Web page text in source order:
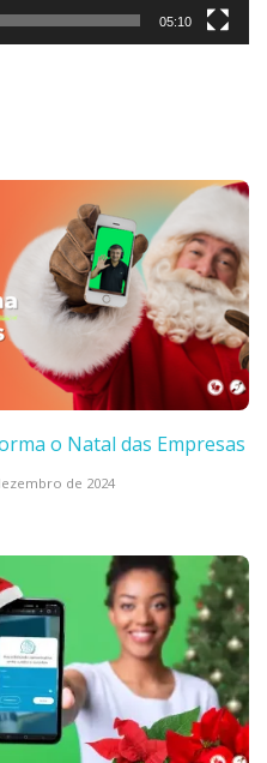
05:10
o Natal das Empresas
de 2024